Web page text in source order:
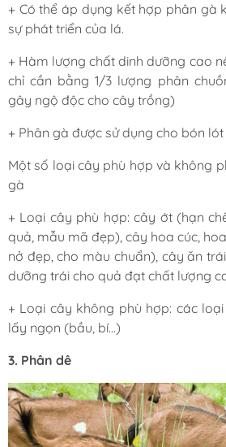
+ Có thể áp dụng kết hợp phân gà
sự phát triển của lá.
+ Hàm lượng chất dinh dưỡng cao
chỉ cần bằng 1/3 lượng phân
gây ngộ độc cho cây trồng)
+ Phân gà được sử dụng cho bón
Một số loại cây phù hợp và không
gà
+ Loại cây phù hợp: cây ớt (hạn
quả, mẫu mã đẹp), cây hoa cúc,
nở đẹp, cho màu chuẩn), cây ăn
dưỡng trái cho quả đạt chất lượng
+ Loại cây không phù hợp: các
lấy ngọn (bầu, bí…)
3. Phân dê